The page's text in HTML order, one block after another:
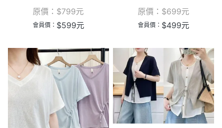
原價： $799元
會員價： $599元
原價： $699元
會員價： $499元